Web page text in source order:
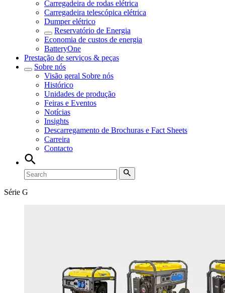
Carregadeira de rodas elétrica
Carregadeira telescópica elétrica
Dumper elétrico
Reservatório de Energia
Economia de custos de energia
BatteryOne
Prestação de serviços & peças
Sobre nós
Visão geral Sobre nós
Histórico
Unidades de produção
Feiras e Eventos
Notícias
Insights
Descarregamento de Brochuras e Fact Sheets
Carreira
Contacto
Série G